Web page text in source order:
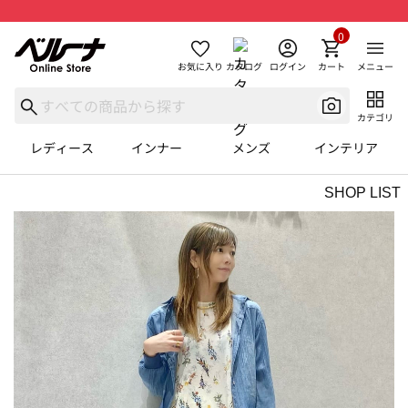
お気に入り カタログ ログイン カート
0
メニュー
カテゴリ
レディース インナー メンズ インテリア
SHOP LIST